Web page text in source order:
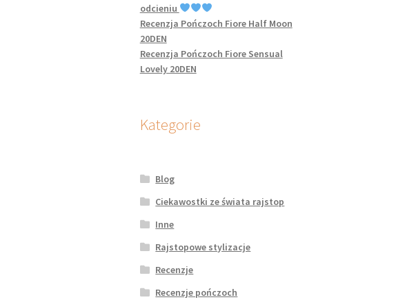
odcieniu
Recenzja Pończoch Fiore Half Moon
20DEN
Recenzja Pończoch Fiore Sensual
Lovely 20DEN
Kategorie
Blog
Ciekawostki ze świata rajstop
Inne
Rajstopowe stylizacje
Recenzje
Recenzje pończoch